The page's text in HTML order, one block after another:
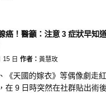
癌！醫籲：注意 3 症狀早知
15 日 作者： 黃慧玫
《天國的嫁衣》等偶像劇走
在 9 日時突然在社群貼出術